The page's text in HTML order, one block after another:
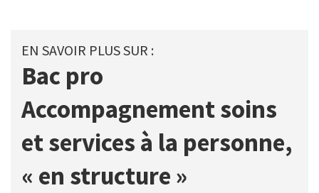
Bac pro
Accompagnement soins
et services à la personne,
« en structure »